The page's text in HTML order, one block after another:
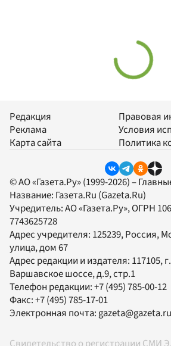
Редакция
Реклама
Карта сайта
Правовая
Условия
Политика
© АО «Газета.Ру» (1999-2026) –
Название: Газета.Ru (Gazeta.Ru)
Учредитель:АО «Газета.Ру», ОГРН
7743625728
Адрес учредителя: 125239, Россия,
улица, дом 67
Адрес редакции и издателя: 117105, г.
Варшавское шоссе, д.9, стр.1
Телефон редакции:+7 (495) 785-00-12
Факс:+7 (495) 785-17-01
Электронная почта: gazeta@gazeta.ru